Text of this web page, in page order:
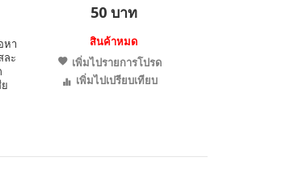
หา
ละ
50 บาท
สินค้าหมด
เพิ่มไปรายการโปรด
เพิ่มไปเปรียบเทียบ